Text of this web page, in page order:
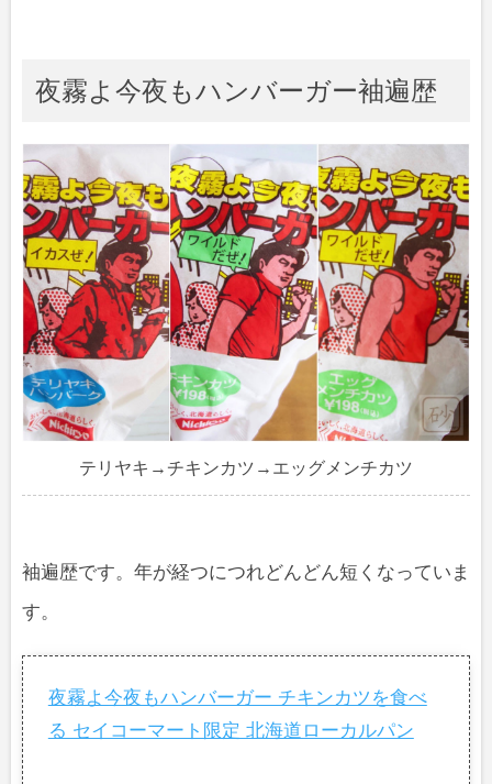
夜霧よ今夜もハンバーガー袖遍歴
テリヤキ→チキンカツ→エッグメンチカツ
袖遍歴です。年が経つにつれどんどん短くなっていま
す。
夜霧よ今夜もハンバーガー チキンカツを食べ
る セイコーマート限定 北海道ローカルパン